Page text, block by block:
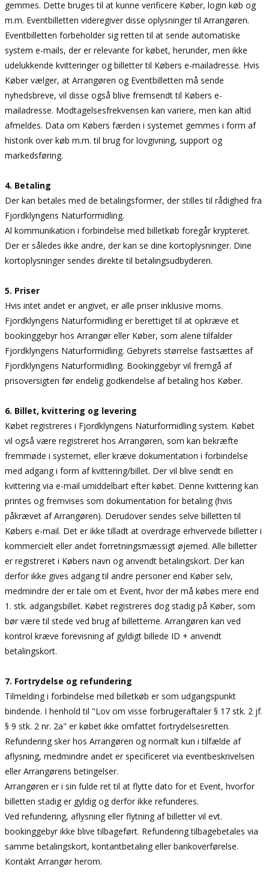
gemmes. Dette bruges til at kunne verificere Køber, login køb og
m.m. Eventbilletten videregiver disse oplysninger til Arrangøren.
Eventbilletten forbeholder sig retten til at sende automatiske
system e-mails, der er relevante for købet, herunder, men ikke
udelukkende kvitteringer og billetter til Købers e-mailadresse. Hvis
Køber vælger, at Arrangøren og Eventbilletten må sende
nyhedsbreve, vil disse også blive fremsendt til Købers e-
mailadresse. Modtagelsesfrekvensen kan variere, men kan altid
afmeldes. Data om Købers færden i systemet gemmes i form af
historik over køb m.m. til brug for lovgivning, support og
markedsføring.
4. Betaling
Der kan betales med de betalingsformer, der stilles til rådighed fra
Fjordklyngens Naturformidling.
Al kommunikation i forbindelse med billetkøb foregår krypteret.
Der er således ikke andre, der kan se dine kortoplysninger. Dine
kortoplysninger sendes direkte til betalingsudbyderen.
5. Priser
Hvis intet andet er angivet, er alle priser inklusive moms.
Fjordklyngens Naturformidling er berettiget til at opkræve et
bookinggebyr hos Arrangør eller Køber, som alene tilfalder
Fjordklyngens Naturformidling. Gebyrets størrelse fastsættes af
Fjordklyngens Naturformidling. Bookinggebyr vil fremgå af
prisoversigten før endelig godkendelse af betaling hos Køber.
6. Billet, kvittering og levering
Købet registreres i Fjordklyngens Naturformidling system. Købet
vil også være registreret hos Arrangøren, som kan bekræfte
fremmøde i systemet, eller kræve dokumentation i forbindelse
med adgang i form af kvittering/billet. Der vil blive sendt en
kvittering via e-mail umiddelbart efter købet. Denne kvittering kan
printes og fremvises som dokumentation for betaling (hvis
påkrævet af Arrangøren). Derudover sendes selve billetten til
Købers e-mail. Det er ikke tilladt at overdrage erhvervede billetter i
kommercielt eller andet forretningsmæssigt øjemed. Alle billetter
er registreret i Købers navn og anvendt betalingskort. Der kan
derfor ikke gives adgang til andre personer end Køber selv,
medmindre der er tale om et Event, hvor der må købes mere end
1. stk. adgangsbillet. Købet registreres dog stadig på Køber, som
bør være til stede ved brug af billetterne. Arrangøren kan ved
kontrol kræve forevisning af gyldigt billede ID + anvendt
betalingskort.
7. Fortrydelse og refundering
Tilmelding i forbindelse med billetkøb er som udgangspunkt
bindende. I henhold til "Lov om visse forbrugeraftaler § 17 stk. 2 jf.
§ 9 stk. 2 nr. 2a" er købet ikke omfattet fortrydelsesretten.
Refundering sker hos Arrangøren og normalt kun i tilfælde af
aflysning, medmindre andet er specificeret via eventbeskrivelsen
eller Arrangørens betingelser.
Arrangøren er i sin fulde ret til at flytte dato for et Event, hvorfor
billetten stadig er gyldig og derfor ikke refunderes.
Ved refundering, aflysning eller flytning af billetter vil evt.
bookinggebyr ikke blive tilbageført. Refundering tilbagebetales via
samme betalingskort, kontantbetaling eller bankoverførelse.
Kontakt Arrangør herom.